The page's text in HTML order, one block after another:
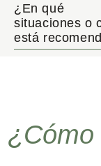
¿En qué
situaciones o
está